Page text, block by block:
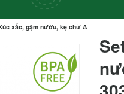
xắc, gặm nướu, kệ chữ A